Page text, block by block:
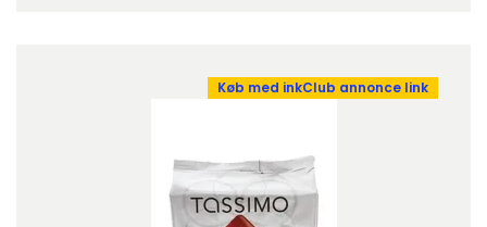
Køb med inkClub annonce link